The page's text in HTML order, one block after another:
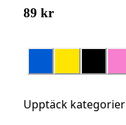
89 kr
Upptäck kategorier